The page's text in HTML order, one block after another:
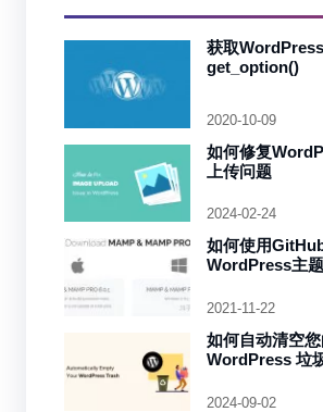
获取
get_option()
2020-10-09
如何修复
上传问题
2024-02-24
如何使用
WordPress主
2021-11-22
如何自动清空
WordPress 垃
2024-09-02